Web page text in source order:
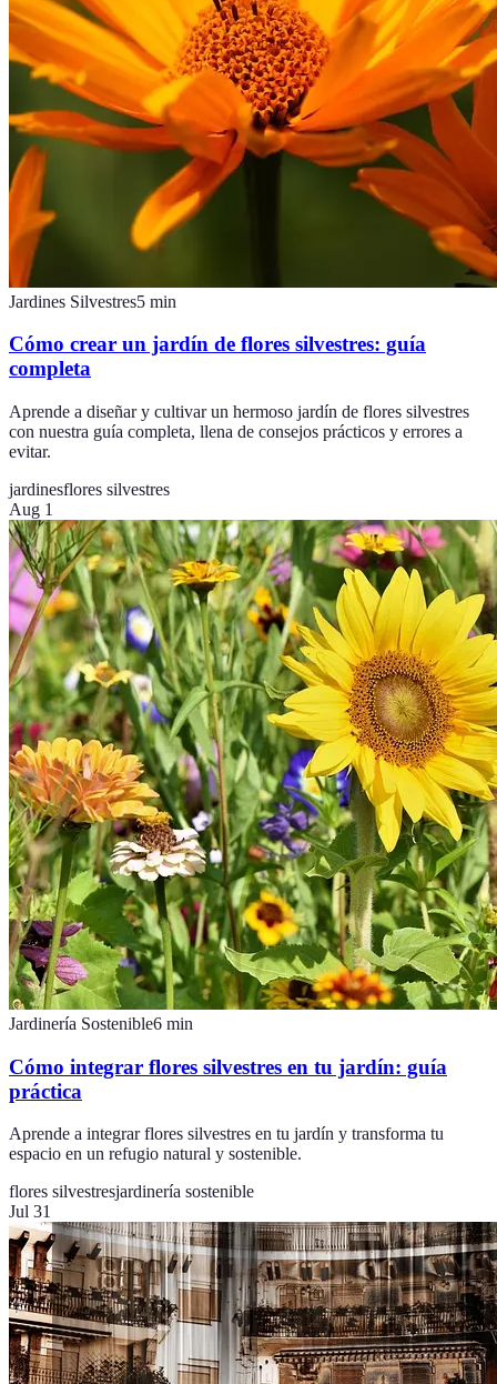
Jardines Silvestres5 min
Cómo crear un jardín de flores silvestres: guía
completa
Aprende a diseñar y cultivar un hermoso jardín de flores silvestres
con nuestra guía completa, llena de consejos prácticos y errores a
evitar.
jardinesflores silvestres
Aug 1
Jardinería Sostenible6 min
Cómo integrar flores silvestres en tu jardín: guía
práctica
Aprende a integrar flores silvestres en tu jardín y transforma tu
espacio en un refugio natural y sostenible.
flores silvestresjardinería sostenible
Jul 31